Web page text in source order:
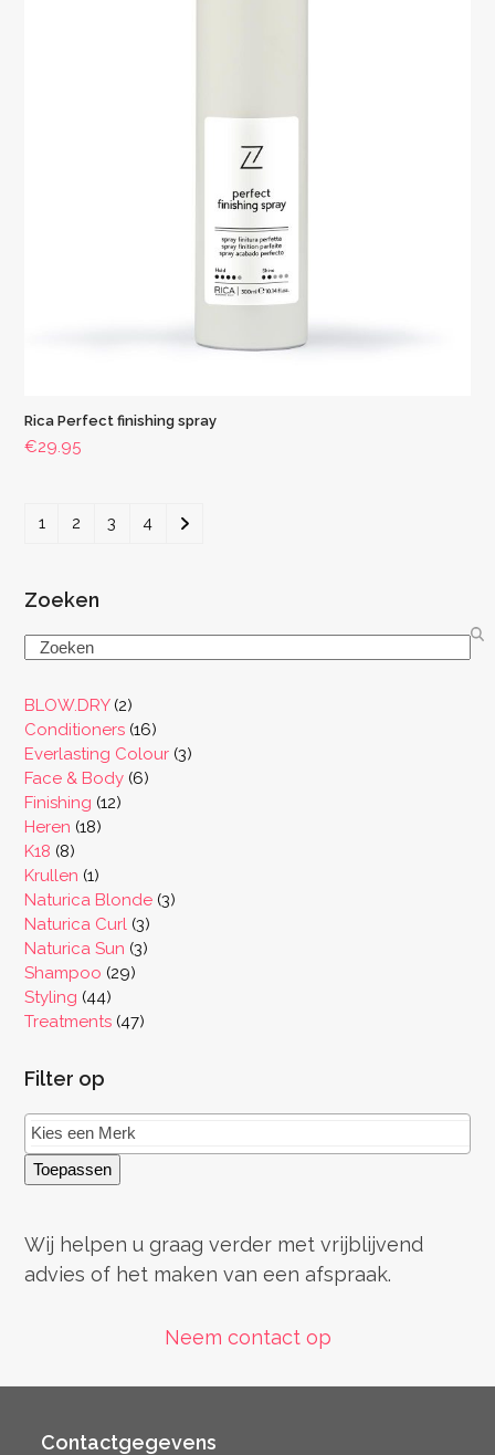
Rica Perfect finishing spray
€29.95
1 2 3 4
Zoeken
Search
BLOW.DRY 22
producten
Conditioners 1616
producten
Everlasting Colour 33
Face & Body 66
Finishing 1212
Heren 1818
K18 88
producten
Krullen 11
product
Naturica Blonde 33
Naturica Curl 33
producten
Naturica Sun 33
Shampoo 2929
Styling 4444
producten
Treatments 4747
Filter op
Toepassen
Wij helpen u graag verder met vrijblijvend
advies of het maken van een afspraak.
Neem contact op
Contactgegevens